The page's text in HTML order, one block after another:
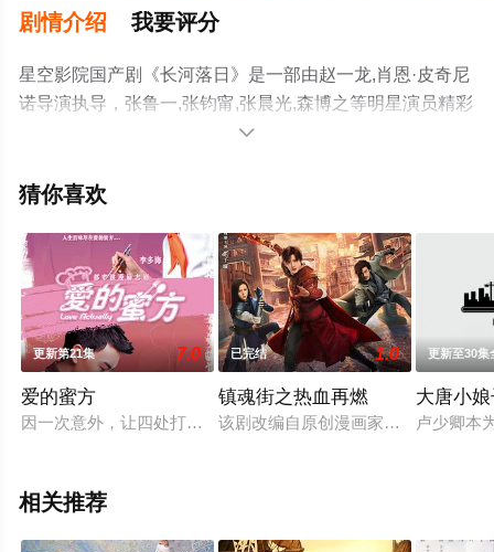
剧情介绍 我要评分
星空影院国产剧《长河落日》是一部由赵一龙,肖恩·皮奇尼
诺导演执导，张鲁一,张钧甯,张晨光,森博之等明星演员精彩
演绎的中国大陆电视剧，手机免费在线观看高清无删减完
豆瓣电视剧、电视猫或剧情网等平台了解。

猜你喜欢
更新第21集 7.0
爱的蜜方
因一次意外，让四处打工的小夏（李多海 饰）和其侄子被骗得
已完结 1.0
镇魂街之热血再燃
该剧改编自原创漫画家许辰创作的国
更新至30集
大唐小
卢少卿本
相关推荐